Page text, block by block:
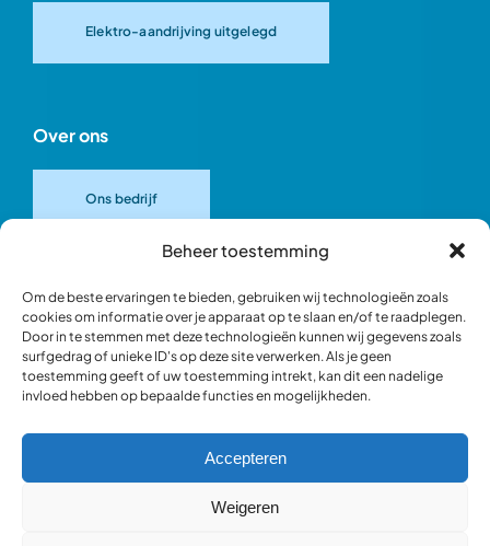
Beheer toestemming
Om de beste ervaringen te bieden, gebruiken wij technologieën zoals
cookies om informatie over je apparaat op te slaan en/of te raadplegen.
Door in te stemmen met deze technologieën kunnen wij gegevens zoals
surfgedrag of unieke ID's op deze site verwerken. Als je geen
toestemming geeft of uw toestemming intrekt, kan dit een nadelige
invloed hebben op bepaalde functies en mogelijkheden.
Accepteren
Weigeren
Elektro-aandrijving uitgelegd
Over ons
Ons bedrijf
Ons team
Blik in de werkplaats